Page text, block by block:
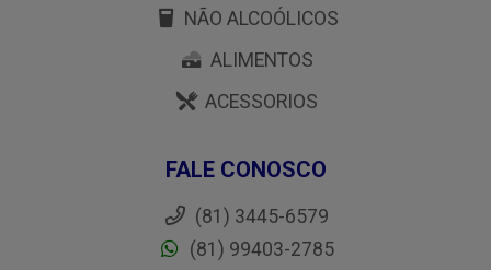
NÃO ALCOÓLICOS
ALIMENTOS
ACESSORIOS
FALE CONOSCO
(81) 3445-6579
(81) 99403-2785